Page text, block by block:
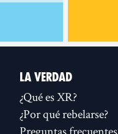
LA VERDAD
¿Qué es XR?
¿Por qué rebelarse?